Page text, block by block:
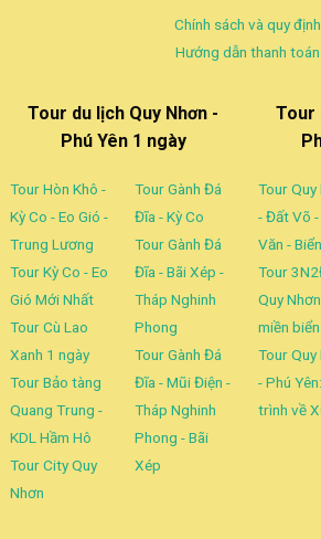
Chính sách và quy định
Hướng dẫn thanh toán
Tour du lịch Quy Nhơn -
Phú Yên 1 ngày
Tour Hòn Khô -
Kỳ Co - Eo Gió -
Trung Lương
Tour Kỳ Co - Eo
Gió Mới Nhất
Tour Cù Lao
Xanh 1 ngày
Tour Bảo tàng
Quang Trung -
KDL Hầm Hô
Tour City Quy
Nhơn
Tour Gành Đá
Đĩa - Kỳ Co
Tour Gành Đá
Đĩa - Bãi Xép -
Tháp Nghinh
Phong
Tour Gành Đá
Đĩa - Mũi Điện -
Tháp Nghinh
Phong - Bãi
Xép
Tour
Tour Quy
- Đất Võ
Văn -
Tour
Quy
miền
Tour Quy
- Phú
trình về